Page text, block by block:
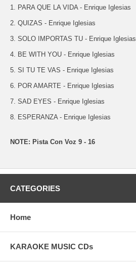
1. PARA QUE LA VIDA - Enrique Iglesias
2. QUIZAS - Enrique Iglesias
3. SOLO IMPORTAS TU - Enrique Iglesias
4. BE WITH YOU - Enrique Iglesias
5. SI TU TE VAS - Enrique Iglesias
6. POR AMARTE - Enrique Iglesias
7. SAD EYES - Enrique Iglesias
8. ESPERANZA - Enrique Iglesias
NOTE: Pista Con Voz 9 - 16
CATEGORIES
Home
KARAOKE MUSIC CDs